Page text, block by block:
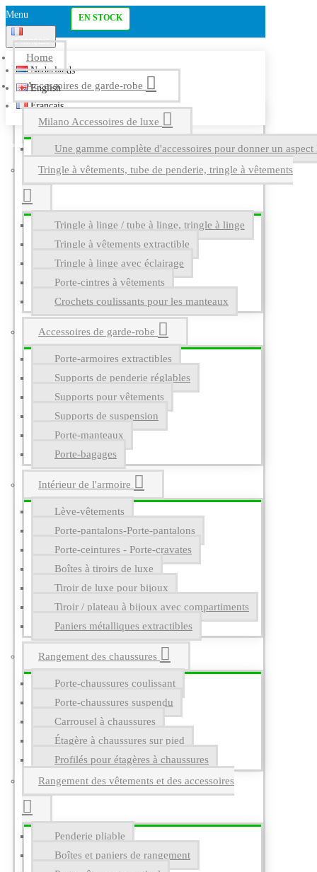
Menu
Français
Nederlands
English
Français
Home
Accessoires de garde-robe
Milano Accessoires de luxe
Une gamme complète d'accessoires pour donner un
Tringle à vêtements, tube de penderie, tringle à vêtements
Tringle à linge / tube à linge, tringle à linge
Tringle à vêtements extractible
Tringle à linge avec éclairage
Porte-cintres à vêtements
Crochets coulissants pour les manteaux
Accessoires de garde-robe
Porte-armoires extractibles
Supports de penderie réglables
Supports pour vêtements
Supports de suspension
Porte-manteaux
Porte-bagages
Intérieur de l'armoire
Lève-vêtements
Porte-pantalons-Porte-pantalons
Porte-ceintures - Porte-cravates
Boîtes à tiroirs de luxe
Tiroir de luxe pour bijoux
Tiroir / plateau à bijoux avec compartiments
Paniers métalliques extractibles
Rangement des chaussures
Porte-chaussures coulissant
Porte-chaussures suspendu
Carrousel à chaussures
Étagère à chaussures sur pied
Profilés pour étagères à chaussures
Rangement des vêtements et des accessoires
Penderie pliable
Boîtes et paniers de rangement
EN STOCK